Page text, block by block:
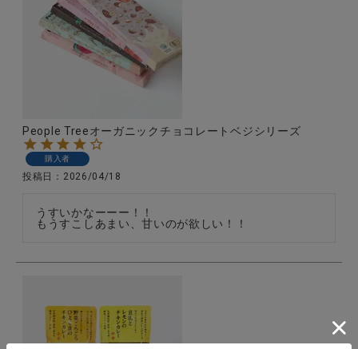
People Treeオーガニックチョコレートベジシリーズ
購入者
投稿日 2026/04/18
うすいかなーーー！！
もうすこしあまい、甘いのが欲しい！！